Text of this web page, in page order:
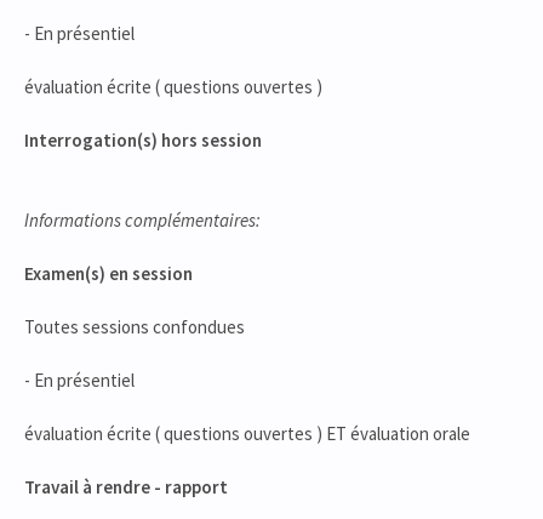
- En présentiel
évaluation écrite ( questions ouvertes )
Interrogation(s) hors session
Informations complémentaires:
Examen(s) en session
Toutes sessions confondues
- En présentiel
évaluation écrite ( questions ouvertes ) ET évaluation orale
Travail à rendre - rapport